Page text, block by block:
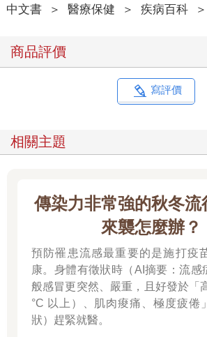
中文書 ＞ 醫療保健 ＞ 疾病百科 ＞
商品評價
寫評價
相關主題
傳染力非常強的秋冬流
來襲怎麼辦？
預防罹患流感最重要的是施打疫
康。身體有徵狀時（AI摘要：流感
般感冒更突然、嚴重，且好發於「
°C 以上）、肌肉痠痛、極度疲倦
狀）趕緊就醫。